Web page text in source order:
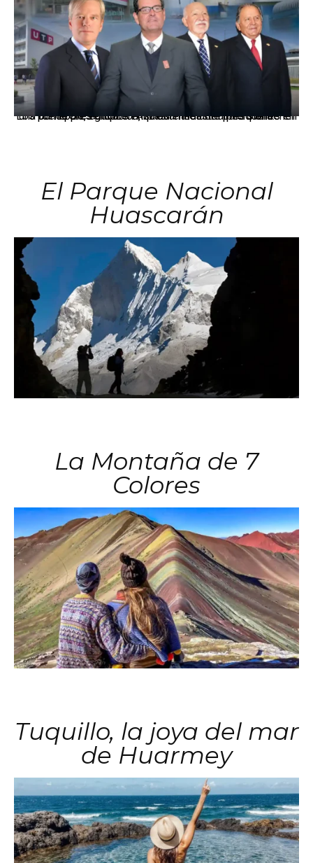
Los principales grupos empresariales del país mantienen una fuerte presencia en Áncash mediante inversiones en comercio, educación, salud e industria pesquera.
El Parque Nacional
Huascarán
La Montaña de 7
Colores
Tuquillo, la joya del mar
de Huarmey